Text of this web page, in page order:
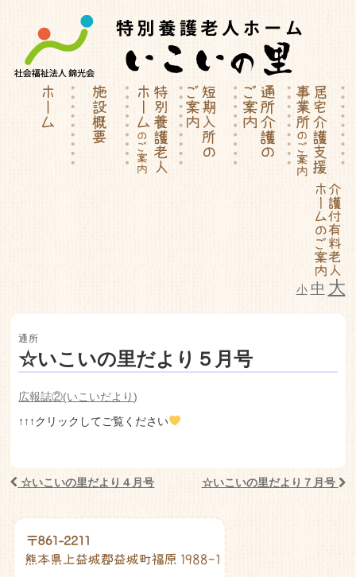
小 中 大
特別養護老人ホーム | 介護付有料
老人ホーム いこいの里
通所
☆いこいの里だより５月号
広報誌②(いこいだより)
↑↑↑クリックしてご覧ください
☆いこいの里だより４月号 ☆いこいの里だより７月号